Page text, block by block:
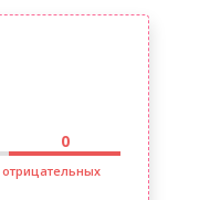
0
отрицательных